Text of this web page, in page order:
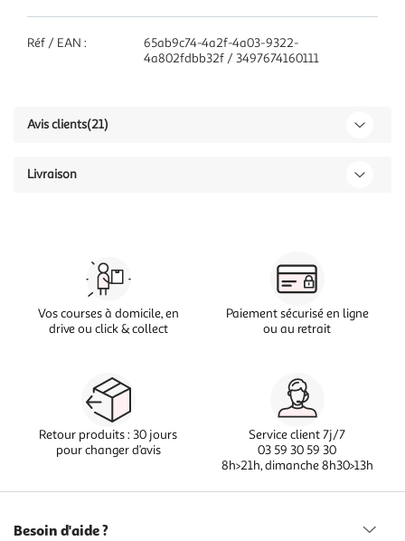
Réf / EAN :
65ab9c74-4a2f-4a03-9322-
4a802fdbb32f / 3497674160111
Avis clients(21)
Livraison
Vos courses à domicile, en
drive ou click & collect
Paiement sécurisé en ligne
ou au retrait
Retour produits : 30 jours
pour changer d’avis
Service client 7j/7
03 59 30 59 30
8h>21h, dimanche 8h30>13h
Besoin d'aide ?